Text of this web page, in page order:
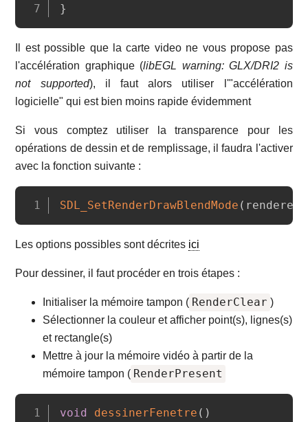
}
Il est possible que la carte video ne vous propose pas
l'accélération graphique (libEGL warning: GLX/DRI2 is
not supported), il faut alors utiliser l'"accélération
logicielle" qui est bien moins rapide évidemment
Si vous comptez utiliser la transparence pour les
opérations de dessin et de remplissage, il faudra l'activer
avec la fonction suivante :
SDL_SetRenderDrawBlendMode ( renderer
Copy
Les options possibles sont décrites ici
Pour dessiner, il faut procéder en trois étapes :
Initialiser la mémoire tampon ( RenderClear )
Sélectionner la couleur et afficher point(s), lignes(s)
et rectangle(s)
Mettre à jour la mémoire vidéo à partir de la
mémoire tampon ( RenderPresent
void dessinerFenetre ( )